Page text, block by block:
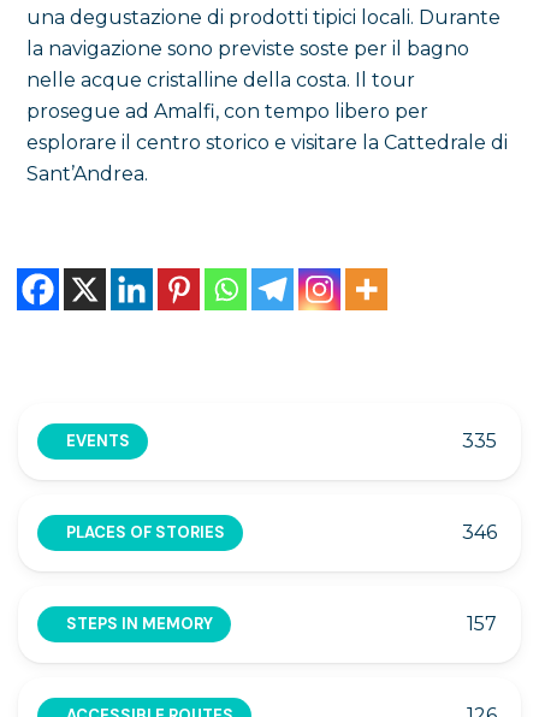
una degustazione di prodotti tipici locali. Durante
la navigazione sono previste soste per il bagno
nelle acque cristalline della costa. Il tour
prosegue ad Amalfi, con tempo libero per
esplorare il centro storico e visitare la Cattedrale di
Sant’Andrea.
EVENTS 335
PLACES OF STORIES 346
STEPS IN MEMORY 157